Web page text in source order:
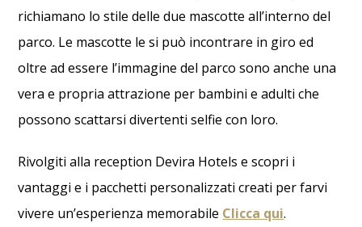
richiamano lo stile delle due mascotte all’interno del
parco. Le mascotte le si può incontrare in giro ed
oltre ad essere l’immagine del parco sono anche una
vera e propria attrazione per bambini e adulti che
possono scattarsi divertenti selfie con loro.
Rivolgiti alla reception Devira Hotels e scopri i
vantaggi e i pacchetti personalizzati creati per farvi
vivere un’esperienza memorabile Clicca qui.